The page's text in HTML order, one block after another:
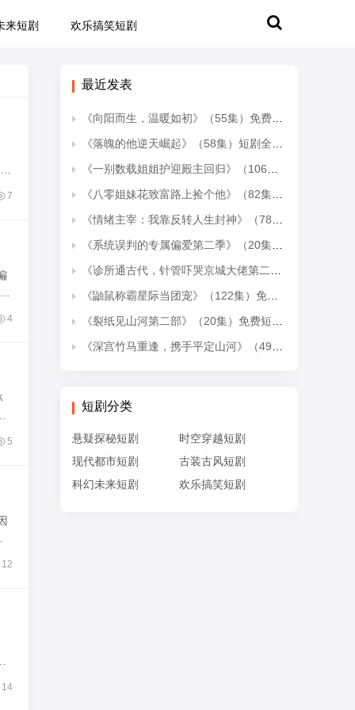
来短剧 欢乐搞笑短剧
7
4
5
12
14
最近发表
《向阳而生，温暖如初》（55集）免费短剧全集尽情观看
《落魄的他逆天崛起》（58集）短剧全集在线看超带感
《一别数载姐姐护迎殿主回归》（106集）在线短剧全集免费畅追
《八零姐妹花致富路上捡个他》（82集）短剧全集在线爽快追剧
《情绪主宰：我靠反转人生封神》（78集）短剧全集在线爽快追看
《系统误判的专属偏爱第二季》（20集）热门短剧免费畅快追
《诊所通古代，针管吓哭京城大佬第二季》（28集）短剧精彩全集抢先看
《鼬鼠称霸星际当团宠》（122集）免费看短剧全集不停歇
《裂纸见山河第二部》（20集）免费短剧全集追不停
《深宫竹马重逢，携手平定山河》（49集）精彩短剧全集一网打尽
短剧分类
悬疑探秘短剧
时空穿越短剧
现代都市短剧
古装古风短剧
科幻未来短剧
欢乐搞笑短剧